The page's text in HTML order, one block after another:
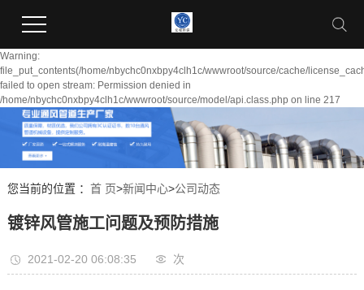
Warning:
file_put_contents(/home/nbychc0nxbpy4clh1c/wwwroot/source/cache/
failed to open stream: Permission denied in
/home/nbychc0nxbpy4clh1c/wwwroot/source/model/api.class.php on line 217
您当前的位置 ： 首 页>新闻中心>公司动态
镀锌风管施工问题及预防措施
2021-02-20 06:08:35 次